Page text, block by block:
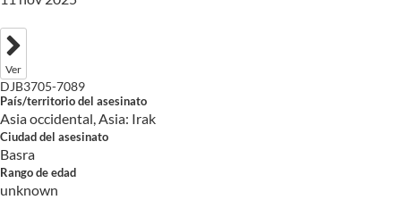
Ver
DJB3705-7089
País/territorio del asesinato
Asia occidental, Asia: Irak
Ciudad del asesinato
Basra
Rango de edad
unknown